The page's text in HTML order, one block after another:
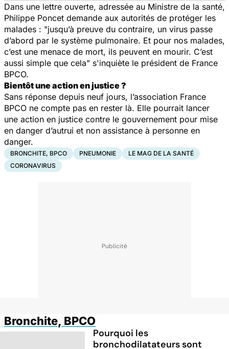
Dans une lettre ouverte, adressée au Ministre de la santé,
Philippe Poncet demande aux autorités de protéger les
malades : "jusqu’à preuve du contraire, un virus passe
d’abord par le système pulmonaire. Et pour nos malades,
c’est une menace de mort, ils peuvent en mourir. C’est
aussi simple que cela" s'inquiète le président de France
BPCO.
Bientôt une action en justice ?
Sans réponse depuis neuf jours, l’association France
BPCO ne compte pas en rester là. Elle pourrait lancer
une action en justice contre le gouvernement pour mise
en danger d’autrui et non assistance à personne en
danger.
BRONCHITE, BPCO PNEUMONIE
LE MAG DE LA SANTÉ
CORONAVIRUS
Bronchite, BPCO
Pourquoi les
bronchodilatateurs sont